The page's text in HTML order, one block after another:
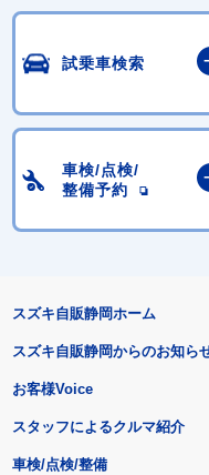
試乗車検索
車検/点検/
整備予約
スズキ自販静岡ホーム
スズキ自販静岡からのお知ら
お客様Voice
スタッフによるクルマ紹介
車検/点検/整備